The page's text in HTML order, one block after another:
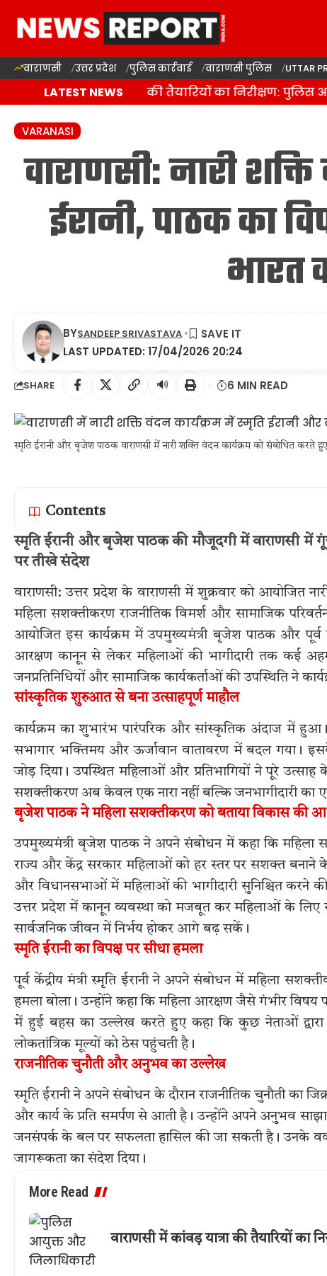
वाराणसी उत्तर प्रदेश पुलिस कार्रवाई वाराणसी पुलिस UTTAR
LATEST NEWS
में कांवड़ यात्रा की तैयारियों का निरीक्षण: पुलिस
VARANASI
वाराणसी: नारी
ईरानी, पाठक का
भारत
LAST UPDATED: 17/04/2026 20:24
BYSANDEEP SRIVASTAVA
SHARE 🔊 6 MIN READ
स्मृति ईरानी और बृजेश पाठक वाराणसी में नारी शक्ति वंदन कार्यक्रम को संबोधित करते
Contents
स्मृति ईरानी और बृजेश पाठक की मौजूदगी में वाराणसी में
पर तीखे संदेश
वाराणसी: उत्तर प्रदेश के वाराणसी में शुक्रवार को आयोजित
महिला सशक्तीकरण राजनीतिक विमर्श और सामाजिक
आयोजित इस कार्यक्रम में उपमुख्यमंत्री बृजेश पाठक और पूर्व
आरक्षण कानून से लेकर महिलाओं की भागीदारी तक कई
जनप्रतिनिधियों और सामाजिक कार्यकर्ताओं की उपस्थिति ने
सांस्कृतिक शुरुआत से बना उत्साहपूर्ण माहौल
कार्यक्रम का शुभारंभ पारंपरिक और सांस्कृतिक अंदाज में
सभागार भक्तिमय और ऊर्जावान वातावरण में बदल गया।
जोड़ दिया। उपस्थित महिलाओं और प्रतिभागियों ने पूरे
सशक्तीकरण अब केवल एक नारा नहीं बल्कि जनभागीदारी
बृजेश पाठक ने महिला सशक्तीकरण को बताया विकास की
उपमुख्यमंत्री बृजेश पाठक ने अपने संबोधन में कहा कि महिला
राज्य और केंद्र सरकार महिलाओं को हर स्तर पर सशक्त बनाने
और विधानसभाओं में महिलाओं की भागीदारी सुनिश्चित करने
उत्तर प्रदेश में कानून व्यवस्था को मजबूत कर महिलाओं के लिए
सार्वजनिक जीवन में निर्भय होकर आगे बढ़ सकें।
स्मृति ईरानी का विपक्ष पर सीधा हमला
पूर्व केंद्रीय मंत्री स्मृति ईरानी ने अपने संबोधन में महिला
हमला बोला। उन्होंने कहा कि महिला आरक्षण जैसे गंभीर
में हुई बहस का उल्लेख करते हुए कहा कि कुछ नेताओं द्वारा
लोकतांत्रिक मूल्यों को ठेस पहुंचती है।
राजनीतिक चुनौती और अनुभव का उल्लेख
स्मृति ईरानी ने अपने संबोधन के दौरान राजनीतिक चुनौती का
और कार्य के प्रति समर्पण से आती है। उन्होंने अपने अनुभव
जनसंपर्क के बल पर सफलता हासिल की जा सकती है। उनके
जागरूकता का संदेश दिया।
More Read
वाराणसी में कांवड़ यात्रा की तैयारियों